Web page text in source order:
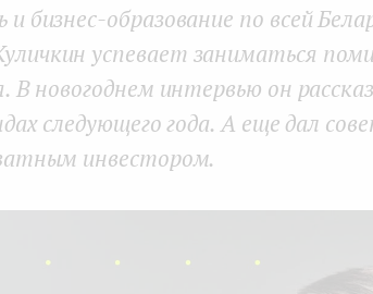
бизнес-образование по всей
успевает заниматься
В новогоднем интервью он
следующего года. А еще дал
инвестором.